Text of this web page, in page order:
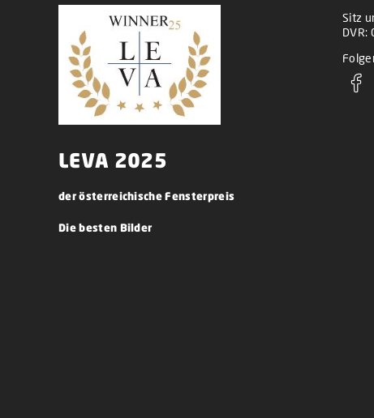
LEVA 2025
der österreichische Fensterpreis
Die besten Bilder
Sitz
DVR: